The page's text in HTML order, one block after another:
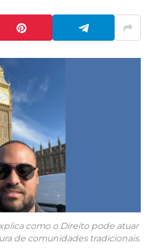
como o Direito pode atuar
de comunidades tradicionais.